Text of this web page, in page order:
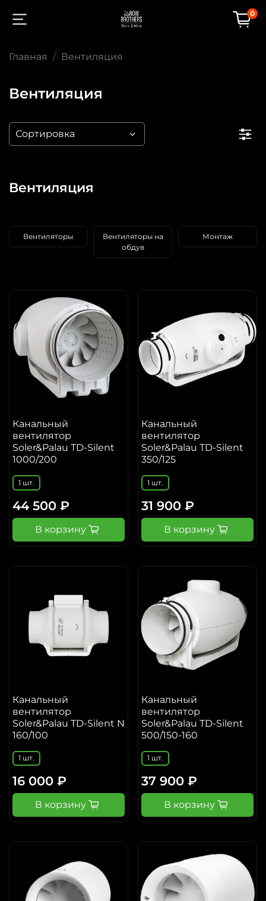
0
Главная Вентиляция
Вентиляция
Вентиляция
Вентиляторы
Вентиляторы на
обдув
Монтаж
Канальный
вентилятор
Soler&Palau TD-Silent
1000/200
1 шт.
44 500 ₽
В корзину
Канальный
вентилятор
Soler&Palau TD-Silent
350/125
1 шт.
31 900 ₽
В корзину
Канальный
вентилятор
Soler&Palau TD-Silent N
160/100
1 шт.
16 000 ₽
В корзину
Канальный
вентилятор
Soler&Palau TD-Silent
500/150-160
1 шт.
37 900 ₽
В корзину